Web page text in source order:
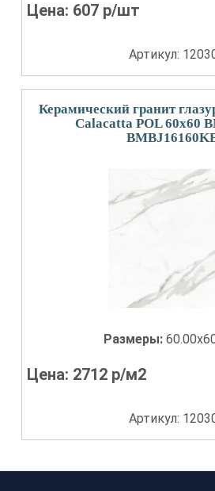
Цена: 607 р/шт
Артикул:
Керамический гранит
Calacatta POL 60x60
Размеры:
Цена: 2712 р/м2
Артикул: